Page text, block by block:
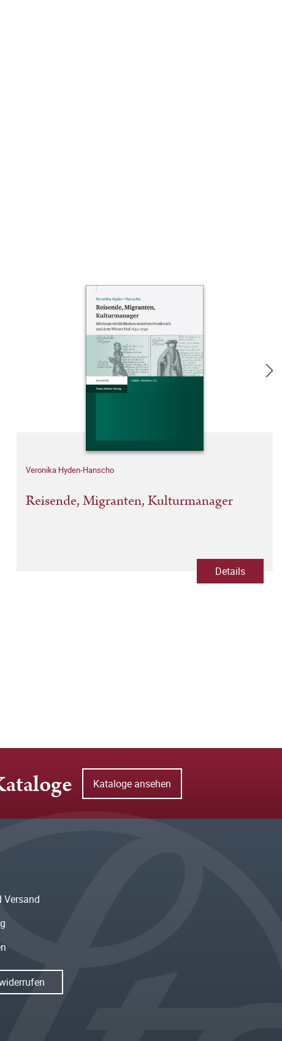
Veronika Hyden-Hanscho
Reisende, Migranten, Kulturmanager
Details
Kataloge ansehen
Versand